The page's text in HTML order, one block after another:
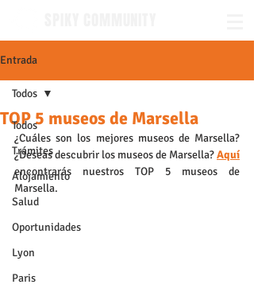
Entrada
Todos
Trámites
Alojamiento
Salud
Oportunidades
Lyon
Paris
Todos
TOP 5 museos de Marsella
¿Cuáles son los mejores museos de Marsella?
¿Deseas descubrir los museos de Marsella? Aquí
encontrarás nuestros TOP 5 museos de
Marsella.